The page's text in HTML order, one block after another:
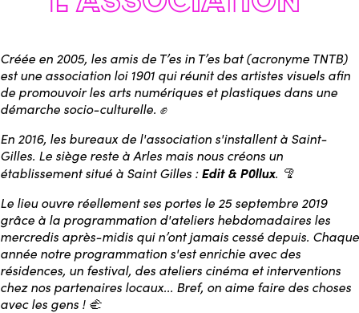
Créée en 2005, les amis de T’es in T’es bat (acronyme TNTB)
est une association loi 1901 qui réunit des artistes visuels afin
de promouvoir les arts numériques et plastiques dans une
démarche socio-culturelle. ✊
En 2016, les bureaux de l'association s'installent à Saint-
Gilles. Le siège reste à Arles mais nous créons un
établissement situé à Saint Gilles :Edit & P0llux. 🦿
Le lieu ouvre réellement ses portes le 25 septembre 2019
grâce à la programmation d'ateliers hebdomadaires les
mercredis après-midis qui n’ont jamais cessé depuis. Chaque
année notre programmation s'est enrichie avec des
résidences, un festival, des ateliers cinéma et interventions
chez nos partenaires locaux... Bref, on aime faire des choses
avec les gens ! 🫲